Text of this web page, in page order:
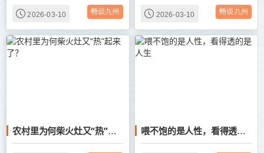
2026-03-10 畅谈九州 2026-03-10 畅谈九州
农村里为何柴火灶又“热”起来了？ 喂不饱的是人性，看得透的是人生